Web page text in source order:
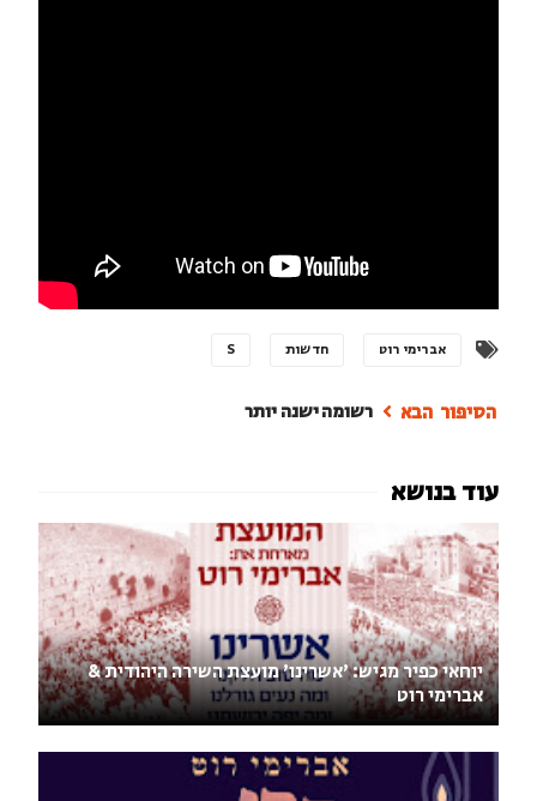
אברימי רוט חדשות S
רשומה ישנה יותר
יוחאי כפיר מגיש: 'אשרינו' מועצת השירה היהודית &
אברימי רוט